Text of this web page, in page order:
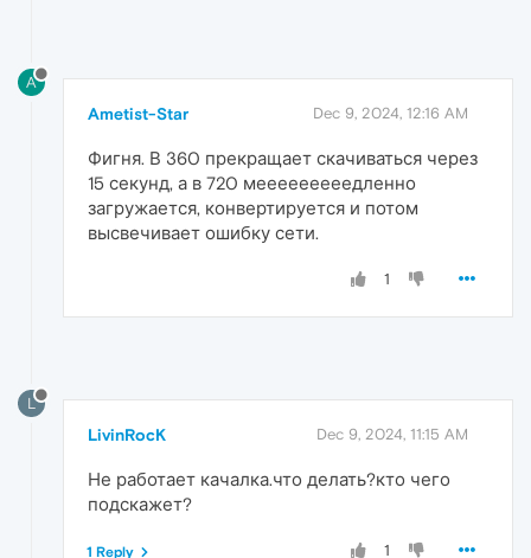
A
Ametist-Star Dec 9, 2024, 12:16 AM
Фигня. В 360 прекращает скачиваться через
15 секунд, а в 720 мееееееееедленно
загружается, конвертируется и потом
высвечивает ошибку сети.
1
L
LivinRocK Dec 9, 2024, 11:15 AM
Не работает качалка.что делать?кто чего
подскажет?
1
1 Reply